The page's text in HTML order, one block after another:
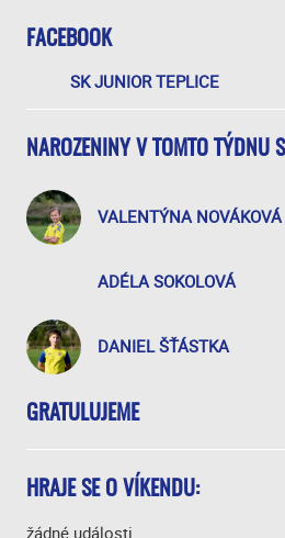
FACEBOOK
SK JUNIOR TEPLICE
NAROZENINY V TOMTO TÝDNU
VALENTÝNA NOVÁKOVÁ
ADÉLA SOKOLOVÁ
DANIEL ŠŤÁSTKA
GRATULUJEME
HRAJE SE O VÍKENDU:
žádné události